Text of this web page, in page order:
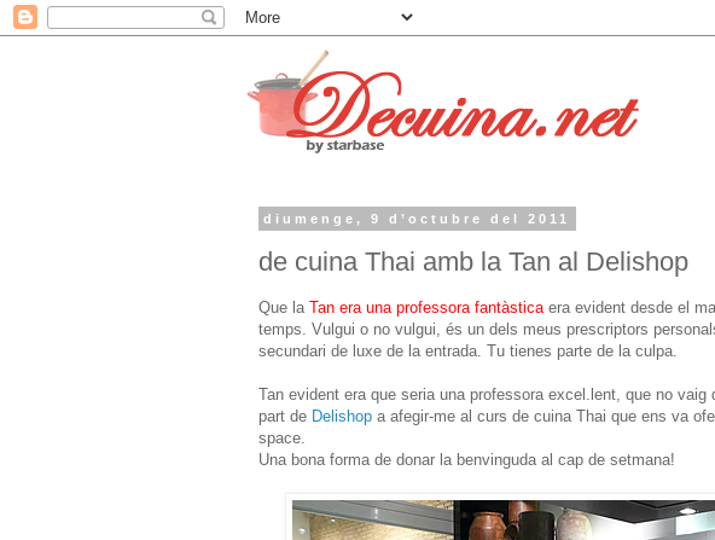
diumenge, 9 d’octubre del 2011
de cuina Thai amb la Tan al Delishop
Que la Tan era una professora fantàstica era evident desde el
temps. Vulgui o no vulgui, és un dels meus prescriptors
secundari de luxe de la entrada. Tu tienes parte de la culpa.
Tan evident era que seria una professora excel.lent, que no
part de Delishop a afegir-me al curs de cuina Thai que ens va
space.
Una bona forma de donar la benvinguda al cap de setmana!